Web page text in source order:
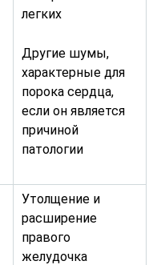
легких
Другие шумы,
характерные для
порока сердца,
если он является
причиной
патологии
Утолщение и
расширение
правого
желудочка